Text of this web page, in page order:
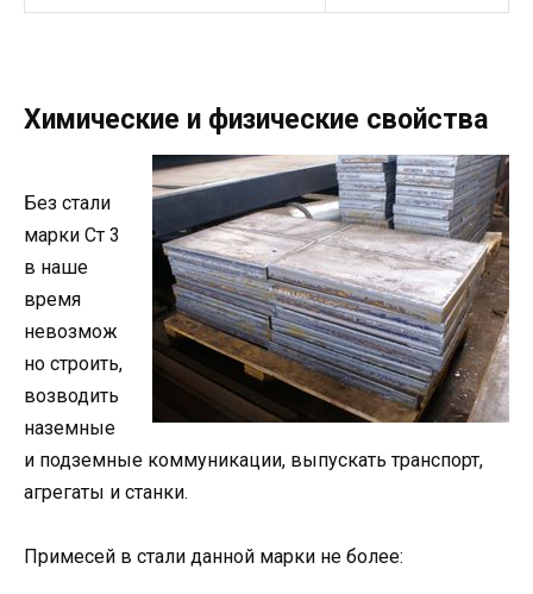
Химические и физические свойства
Без стали
марки Ст 3
в наше
время
невозмож
но строить,
возводить
наземные
и подземные коммуникации, выпускать транспорт,
агрегаты и станки.
Примесей в стали данной марки не более: